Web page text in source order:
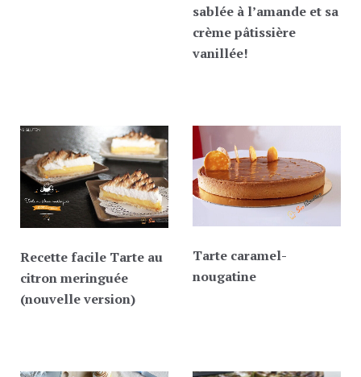
sablée à l’amande et sa
crème pâtissière
vanillée!
Recette facile Tarte au
citron meringuée
(nouvelle version)
Tarte caramel-
nougatine